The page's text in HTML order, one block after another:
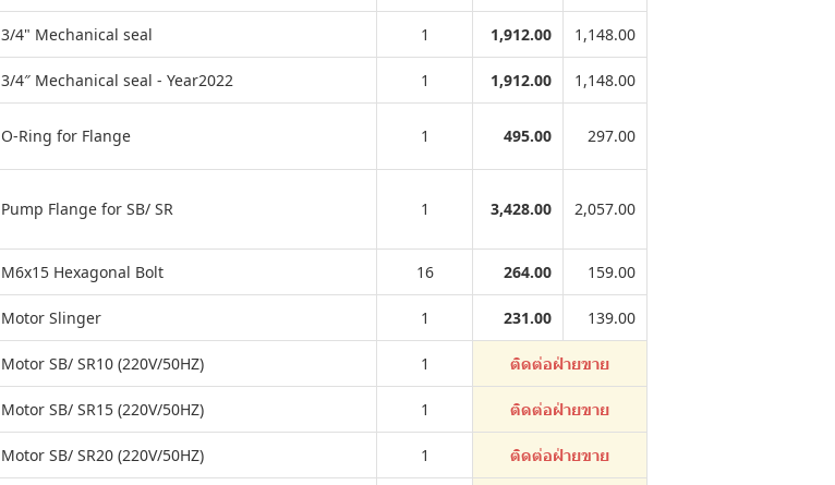
3/4" Mechanical seal 1 1,912.00 1,148.00
3/4″ Mechanical seal - Year2022 1 1,912.00 1,148.00
O-Ring for Flange 1 495.00 297.00
Pump Flange for SB/ SR 1 3,428.00 2,057.00
M6x15 Hexagonal Bolt 16 264.00 159.00
Motor Slinger 1 231.00 139.00
Motor SB/ SR10 (220V/50HZ) 1 ติดต่อฝ่ายขาย
Motor SB/ SR15 (220V/50HZ) 1 ติดต่อฝ่ายขาย
Motor SB/ SR20 (220V/50HZ) 1 ติดต่อฝ่ายขาย